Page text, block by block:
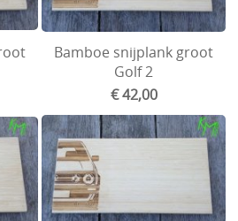
jalousie
Bamboe snijplank groot
Golf 2
€ 42,00